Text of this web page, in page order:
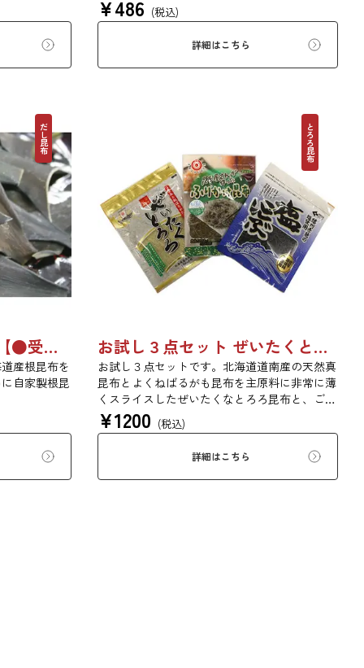
¥486 (税込)
詳細はこちら
だし昆布
北海道産根昆布 500ｇ 【●受注生産品】8494
産根昆布を
自家製根昆
とろろ昆布
お試し３点セット ぜいたくとろろ昆布、塩こんぶ、ふりかけ昆布 （送料込 メール便でお届け）
お試し３点セットです。北海道道南産の天然真
昆布とよくねばるがも昆布を主原料に非常に薄
くスライスしたぜいたくなとろろ昆布と、ご飯
にかけておいしいふりかけ昆布、お弁当やおに
ぎりに大活躍、化学調味料不使用の自然派塩昆
布と厳選された商品を揃えました。日高食品が
おすすめする昆布を是非お試しください！
¥1200 (税込)
詳細はこちら